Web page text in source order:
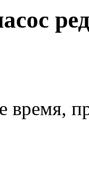
время,